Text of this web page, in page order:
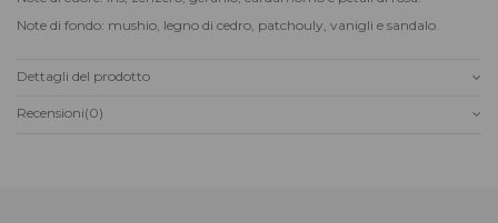
Note di fondo: mushio, legno di cedro, patchouly, vanigli e sandalo.
Dettagli del prodotto
Recensioni(0)